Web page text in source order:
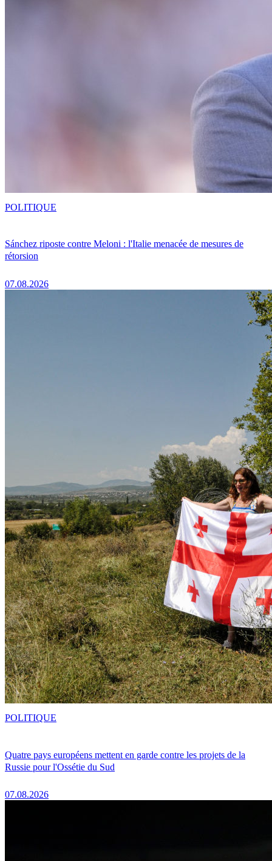
Sánchez riposte contre Meloni : l'Italie menacée de mesures de
rétorsion
07.08.2026
POLITIQUE
Quatre pays européens mettent en garde contre les projets de la
Russie pour l'Ossétie du Sud
07.08.2026
POLITIQUE